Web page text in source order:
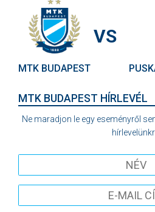
MTK BUDAPEST
VS
MTK BUDAPEST HÍRLEVÉL
Ne maradjon le egy eseményről